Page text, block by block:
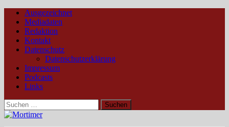
Ausgezeichnet
Mediadaten
Redaktion
Kontakt
Datenschutz
Datenschutzerklärung
Impressum
Podcasts
Links
Suchen
nach: